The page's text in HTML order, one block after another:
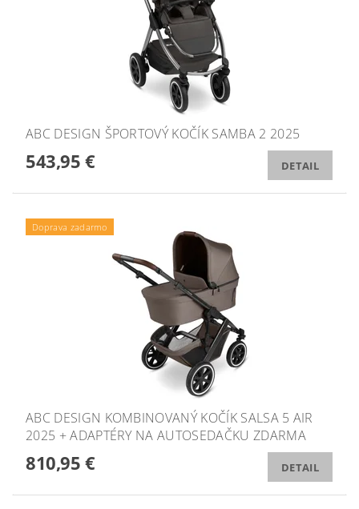
ABC DESIGN ŠPORTOVÝ KOČÍK SAMBA 2 2025
543,95 € DETAIL
Doprava zadarmo
ABC DESIGN KOMBINOVANÝ KOČÍK SALSA 5 AIR
2025 + ADAPTÉRY NA AUTOSEDAČKU ZDARMA
810,95 € DETAIL